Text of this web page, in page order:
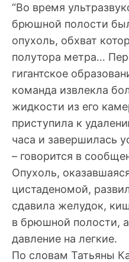
“Во время
брюшной полости
опухоль, обхват
полутора метра…
гигантское
команда извлекла
жидкости из его
приступила к
часа и завершилась
– говорится в
Опухоль,
цистаденомой,
сдавила желудок,
в брюшной полости,
давление на легкие.
По словам Татьяны